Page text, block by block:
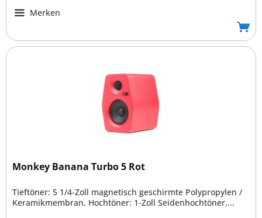
Merken
Monkey Banana Turbo 5 Rot
Tieftöner: 5 1/4-Zoll magnetisch geschirmte Polypropylen /
Keramikmembran, Hochtöner: 1-Zoll Seidenhochtöner,...